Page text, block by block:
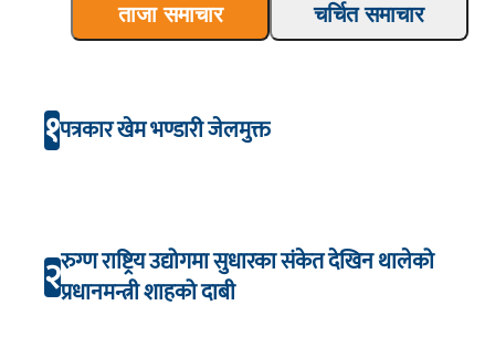
ताजा समाचार चर्चित समाचार
१पत्रकार खेम भण्डारी जेलमुक्त
२रुग्ण राष्ट्रिय उद्योगमा सुधारका संकेत देखिन थालेको
प्रधानमन्त्री शाहको दाबी